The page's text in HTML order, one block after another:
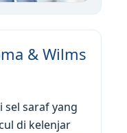
& Wilms
saraf yang
di kelenjar